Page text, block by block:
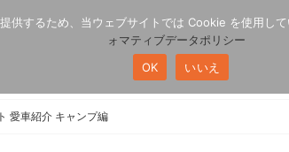
焚き火とは
愛車紹介 キャンプ編
供するため、当ウェブサイトでは Cookie を使用し
ォマティブデータポリシー
OK
いいえ